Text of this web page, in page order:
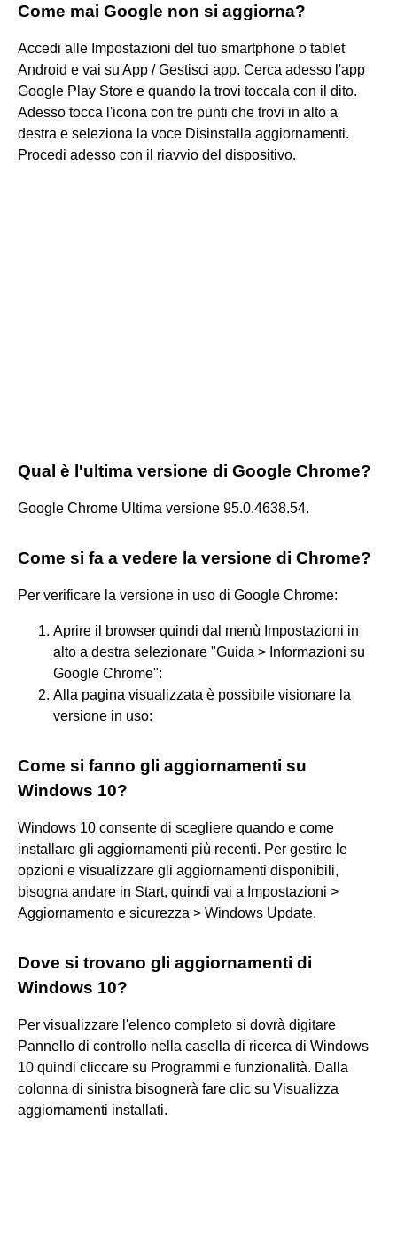
Come mai Google non si aggiorna?
Accedi alle Impostazioni del tuo smartphone o tablet
Android e vai su App / Gestisci app. Cerca adesso l'app
Google Play Store e quando la trovi toccala con il dito.
Adesso tocca l'icona con tre punti che trovi in alto a
destra e seleziona la voce Disinstalla aggiornamenti.
Procedi adesso con il riavvio del dispositivo.
Qual è l'ultima versione di Google Chrome?
Google Chrome Ultima versione 95.0.4638.54.
Come si fa a vedere la versione di Chrome?
Per verificare la versione in uso di Google Chrome:
Aprire il browser quindi dal menù Impostazioni in
alto a destra selezionare "Guida > Informazioni su
Google Chrome":
Alla pagina visualizzata è possibile visionare la
versione in uso:
Come si fanno gli aggiornamenti su
Windows 10?
Windows 10 consente di scegliere quando e come
installare gli aggiornamenti più recenti. Per gestire le
opzioni e visualizzare gli aggiornamenti disponibili,
bisogna andare in Start, quindi vai a Impostazioni >
Aggiornamento e sicurezza > Windows Update.
Dove si trovano gli aggiornamenti di
Windows 10?
Per visualizzare l'elenco completo si dovrà digitare
Pannello di controllo nella casella di ricerca di Windows
10 quindi cliccare su Programmi e funzionalità. Dalla
colonna di sinistra bisognerà fare clic su Visualizza
aggiornamenti installati.